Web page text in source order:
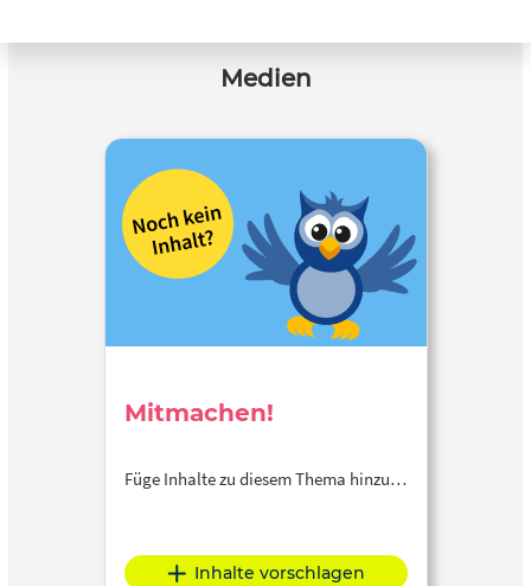
Medien
Mitmachen!
Füge Inhalte zu diesem Thema hinzu…
Inhalte vorschlagen